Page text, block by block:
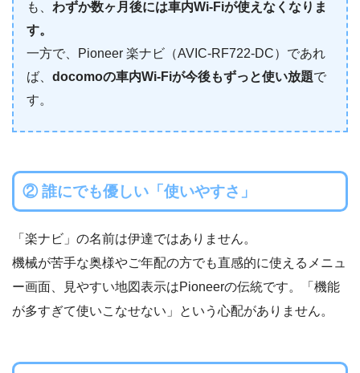
も、 わずか数ヶ月後には車内Wi-Fiが使えなくなりま
す。
一方で、Pioneer 楽ナビ（AVIC-RF722-DC）であれ
ば、 docomoの車内Wi-Fiが今後もずっと使い放題で
す。
② 誰にでも優しい「使いやすさ」
「楽ナビ」の名前は伊達ではありません。
機械が苦手な奥様やご年配の方でも直感的に使えるメニュ
ー画面、見やすい地図表示はPioneerの伝統です。「機能
が多すぎて使いこなせない」という心配がありません。